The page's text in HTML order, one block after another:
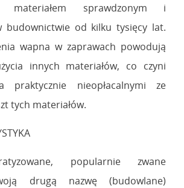
sprawdzonym i
budownictwie od kilku tysięcy lat.
wapna w zaprawach powodują
innych materiałów, co czyni
praktycznie nieopłacalnymi ze
tych materiałów.
popularnie zwane
drugą nazwę (budowlane)